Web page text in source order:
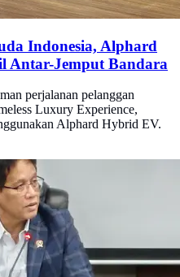
Indonesia, Alphard
Antar-Jemput Bandara
perjalanan pelanggan
Luxury Experience,
Alphard Hybrid EV.